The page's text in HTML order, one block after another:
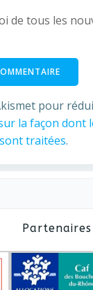
de tous les
pour
la façon dont
traitées.
Partenaires